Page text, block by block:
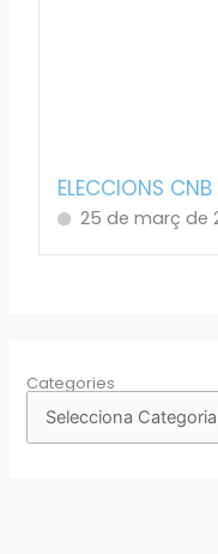
ELECCIONS
25 de març de
Categories